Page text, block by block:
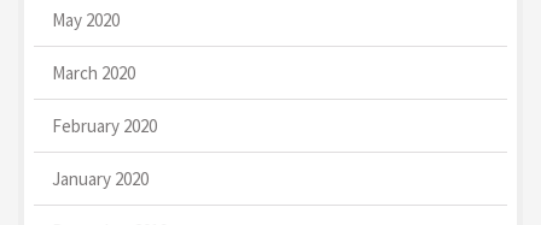
May 2020
March 2020
February 2020
January 2020